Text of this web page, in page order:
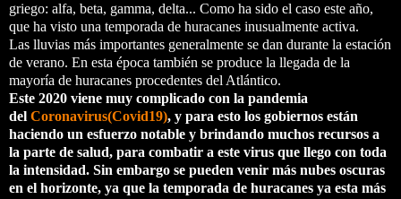
griego: alfa, beta, gamma, delta... Como ha sido el caso este año,
que ha visto una temporada de huracanes inusualmente activa.
Las lluvias más importantes generalmente se dan durante la estación
de verano. En esta época también se produce la llegada de la
mayoría de huracanes procedentes del Atlántico.
Este 2020 viene muy complicado con la pandemia
del Coronavirus(Covid19), y para esto los gobiernos están
haciendo un esfuerzo notable y brindando muchos recursos a
la parte de salud, para combatir a este virus que llego con toda
la intensidad. Sin embargo se pueden venir más nubes oscuras
en el horizonte, ya que la temporada de huracanes ya esta más